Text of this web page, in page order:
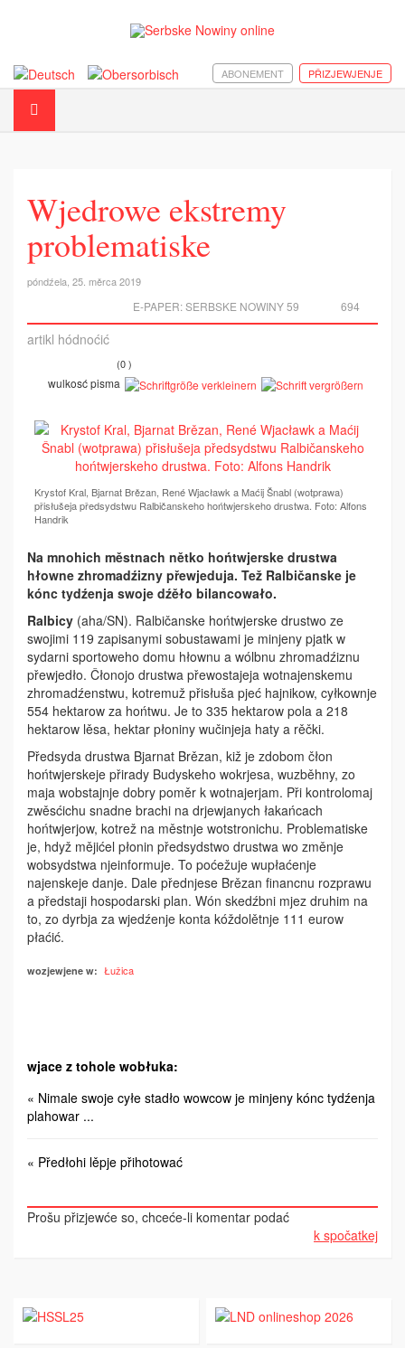
PŘIZJEWJENJE
ABONEMENT
Wjedrowe ekstremy
problematiske
póndźela, 25. měrca 2019
694
E-PAPER:SERBSKE NOWINY 59
artikl hódnoćić
(0 )
wulkosć pisma
Krystof Kral, Bjarnat Brězan, René Wjacławk a Maćij Šnabl (wotprawa)
přisłušeja předsydstwu Ralbičanskeho hońtwjerskeho drustwa. Foto: Alfons
Handrik
Na mnohich městnach nětko hońtwjerske drustwa
hłowne zhromadźizny přewjeduja. Tež Ralbičanske je
kónc tydźenja swoje dźěło bilancowało.
Ralbicy (aha/SN). Ralbičanske hońtwjerske drustwo ze
swojimi 119 zapisanymi sobustawami je minjeny pjatk w
sydarni sportoweho domu hłownu a wólbnu zhromadźiznu
přewjedło. Čłonojo drustwa přewostajeja wotnajenskemu
zhromadźenstwu, kotremuž přisłuša pjeć hajnikow, cyłkownje
554 hektarow za hońtwu. Je to 335 hektarow pola a 218
hektarow lěsa, hektar płoniny wučinjeja haty a rěčki.
Předsyda drustwa Bjarnat Brězan, kiž je zdobom čłon
hońtwjerskeje přirady Budyskeho wokrjesa, wuzběhny, zo
maja wobstajnje dobry poměr k wotnajerjam. Při kontrolomaj
zwěsćichu snadne brachi na drjewjanych łakańcach
hońtwjerjow, kotrež na městnje wotstronichu. Problematiske
je, hdyž mějićel płonin předsydstwo drustwa wo změnje
wobsydstwa njeinformuje. To poćežuje wupłaćenje
najenskeje danje. Dale přednjese Brězan financnu rozprawu
a předstaji hospodarski plan. Wón skedźbni mjez druhim na
to, zo dyrbja za wjedźenje konta kóždolětnje 111 eurow
płaćić.
wozjewjene w: Łužica
wjace z tohole wobłuka:
« Nimale swoje cyłe stadło wowcow je minjeny kónc tydźenja
plahowar ...
« Předłohi lěpje přihotować
Prošu přizjewće so, chceće-li komentar podać
k spočatkej